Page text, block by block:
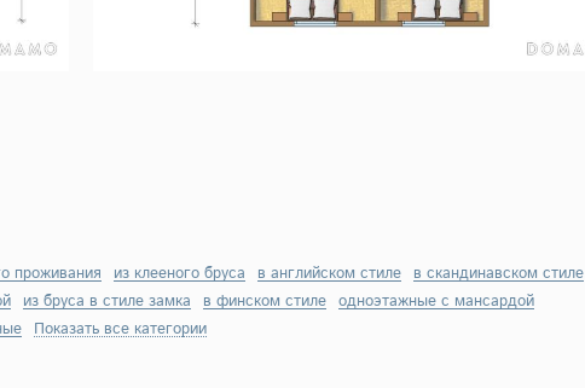
проживания из клееного бруса в английском стиле в скандинавском стиле
из бруса в стиле замка в финском стиле одноэтажные с мансардой
Показать все категории